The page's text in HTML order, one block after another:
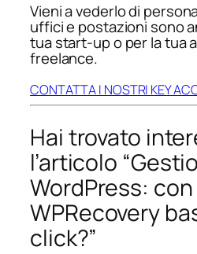
Vieni a vederlo di
uffici e postazioni sono
tua start-up o per la tua
freelance.
CONTATTA I NOSTRI KEY
Hai trovato
l’articolo
WordPress: con
WPRecovery
click?”